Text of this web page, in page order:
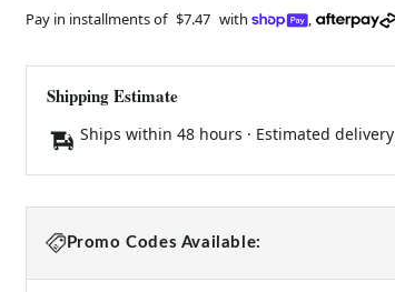
Pay in installments of $7.47 with ,
Shipping Estimate
Ships within 48 hours · Estimated delivery
Promo Codes Available: